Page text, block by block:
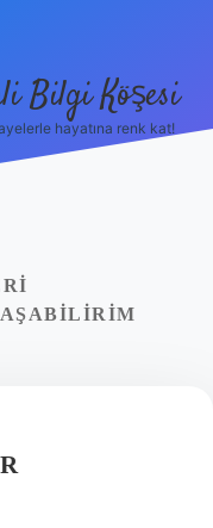
Bilgi Köşesi
hayatına renk kat!